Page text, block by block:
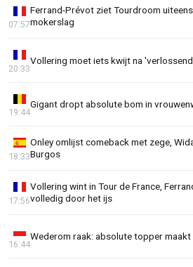
Ferrand-Prévot ziet Tourdroom
mokerslag
07:57
Vollering moet iets kwijt na
20:33
Gigant dropt absolute bom in
19:44
Onley omlijst comeback met zege,
Burgos
18:33
Vollering wint in Tour de France,
volledig door het ijs
17:56
Wederom raak: absolute topper
16:44